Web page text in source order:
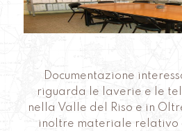
Documentazione
riguarda le laverie e le
nella Valle del Riso e in
inoltre materiale relativo